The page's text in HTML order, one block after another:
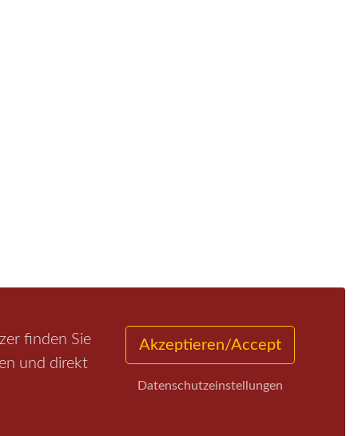
finden Sie
und direkt
Akzeptieren/Accept
Datenschutzeinstellungen